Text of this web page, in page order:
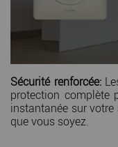
Sécurité renforcée:
protection complète
instantanée sur
que vous soyez.